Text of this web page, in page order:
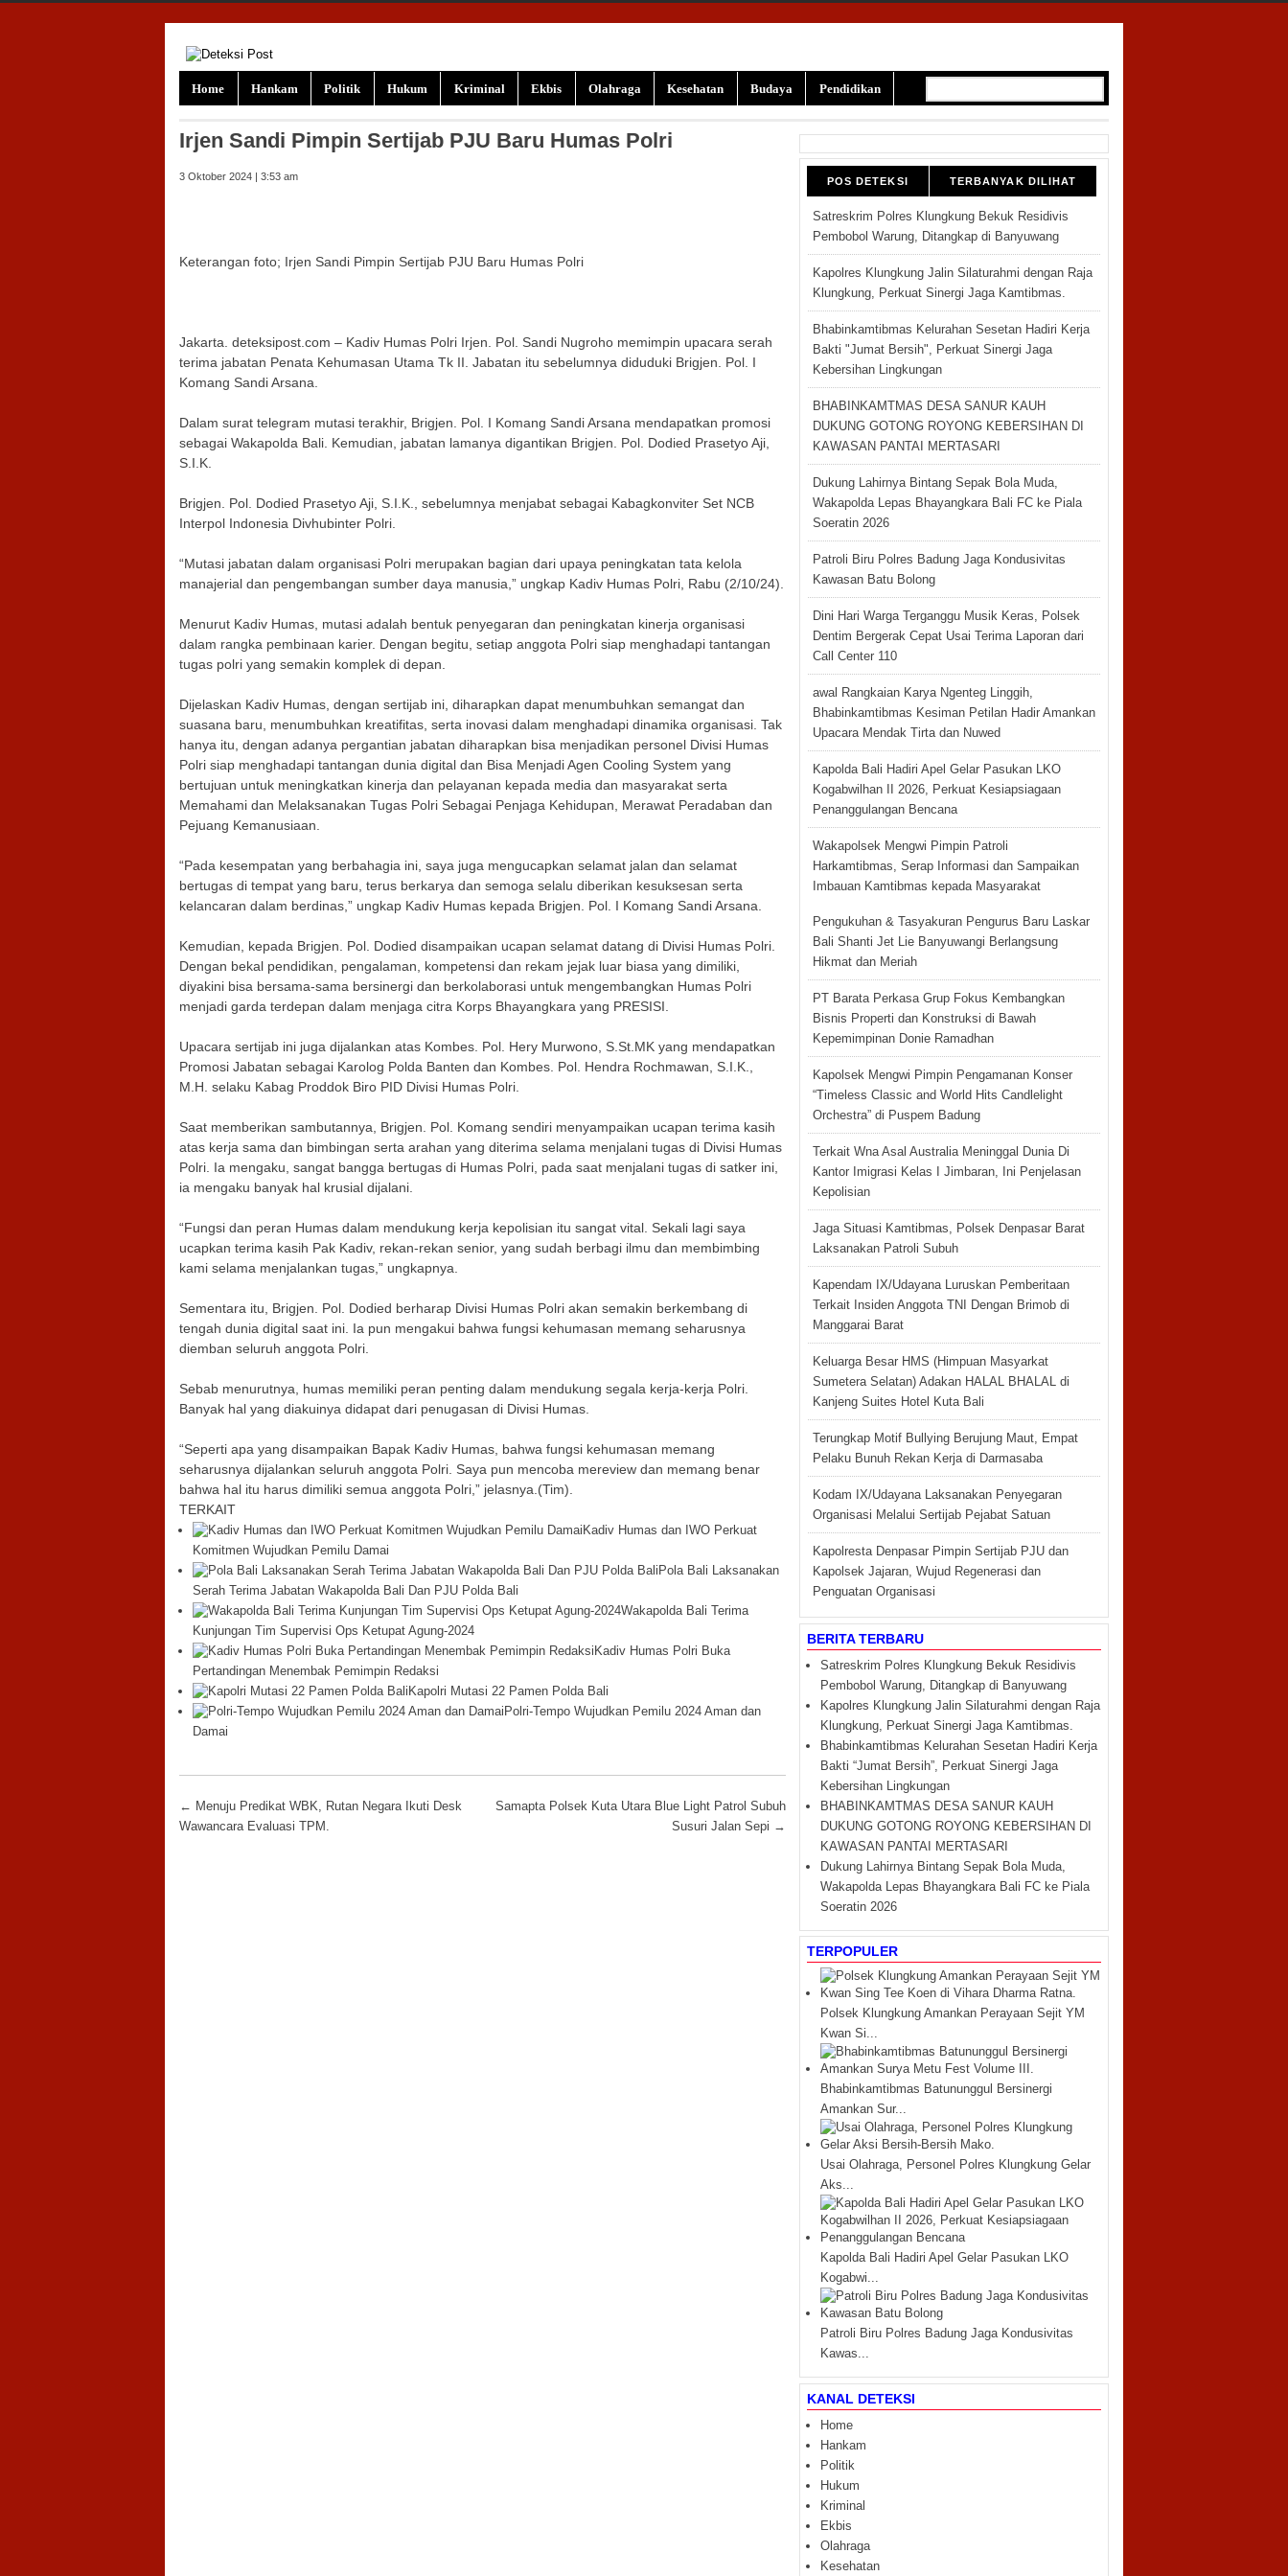
Home Hankam Politik Hukum Kriminal Ekbis Olahraga Kesehatan Budaya Pendidikan
Irjen Sandi Pimpin Sertijab PJU Baru Humas Polri
3 Oktober 2024 | 3:53 am
Keterangan foto; Irjen Sandi Pimpin Sertijab PJU Baru Humas Polri
Jakarta. deteksipost.com – Kadiv Humas Polri Irjen. Pol. Sandi Nugroho memimpin upacara serah
terima jabatan Penata Kehumasan Utama Tk II. Jabatan itu sebelumnya diduduki Brigjen. Pol. I
Komang Sandi Arsana.
Dalam surat telegram mutasi terakhir, Brigjen. Pol. I Komang Sandi Arsana mendapatkan promosi
sebagai Wakapolda Bali. Kemudian, jabatan lamanya digantikan Brigjen. Pol. Dodied Prasetyo Aji,
S.I.K.
Brigjen. Pol. Dodied Prasetyo Aji, S.I.K., sebelumnya menjabat sebagai Kabagkonviter Set NCB
Interpol Indonesia Divhubinter Polri.
“Mutasi jabatan dalam organisasi Polri merupakan bagian dari upaya peningkatan tata kelola
manajerial dan pengembangan sumber daya manusia,” ungkap Kadiv Humas Polri, Rabu (2/10/24).
Menurut Kadiv Humas, mutasi adalah bentuk penyegaran dan peningkatan kinerja organisasi
dalam rangka pembinaan karier. Dengan begitu, setiap anggota Polri siap menghadapi tantangan
tugas polri yang semakin komplek di depan.
Dijelaskan Kadiv Humas, dengan sertijab ini, diharapkan dapat menumbuhkan semangat dan
suasana baru, menumbuhkan kreatifitas, serta inovasi dalam menghadapi dinamika organisasi. Tak
hanya itu, dengan adanya pergantian jabatan diharapkan bisa menjadikan personel Divisi Humas
Polri siap menghadapi tantangan dunia digital dan Bisa Menjadi Agen Cooling System yang
bertujuan untuk meningkatkan kinerja dan pelayanan kepada media dan masyarakat serta
Memahami dan Melaksanakan Tugas Polri Sebagai Penjaga Kehidupan, Merawat Peradaban dan
Pejuang Kemanusiaan.
“Pada kesempatan yang berbahagia ini, saya juga mengucapkan selamat jalan dan selamat
bertugas di tempat yang baru, terus berkarya dan semoga selalu diberikan kesuksesan serta
kelancaran dalam berdinas,” ungkap Kadiv Humas kepada Brigjen. Pol. I Komang Sandi Arsana.
Kemudian, kepada Brigjen. Pol. Dodied disampaikan ucapan selamat datang di Divisi Humas Polri.
Dengan bekal pendidikan, pengalaman, kompetensi dan rekam jejak luar biasa yang dimiliki,
diyakini bisa bersama-sama bersinergi dan berkolaborasi untuk mengembangkan Humas Polri
menjadi garda terdepan dalam menjaga citra Korps Bhayangkara yang PRESISI.
Upacara sertijab ini juga dijalankan atas Kombes. Pol. Hery Murwono, S.St.MK yang mendapatkan
Promosi Jabatan sebagai Karolog Polda Banten dan Kombes. Pol. Hendra Rochmawan, S.I.K.,
M.H. selaku Kabag Proddok Biro PID Divisi Humas Polri.
Saat memberikan sambutannya, Brigjen. Pol. Komang sendiri menyampaikan ucapan terima kasih
atas kerja sama dan bimbingan serta arahan yang diterima selama menjalani tugas di Divisi Humas
Polri. Ia mengaku, sangat bangga bertugas di Humas Polri, pada saat menjalani tugas di satker ini,
ia mengaku banyak hal krusial dijalani.
“Fungsi dan peran Humas dalam mendukung kerja kepolisian itu sangat vital. Sekali lagi saya
ucapkan terima kasih Pak Kadiv, rekan-rekan senior, yang sudah berbagi ilmu dan membimbing
kami selama menjalankan tugas,” ungkapnya.
Sementara itu, Brigjen. Pol. Dodied berharap Divisi Humas Polri akan semakin berkembang di
tengah dunia digital saat ini. Ia pun mengakui bahwa fungsi kehumasan memang seharusnya
diemban seluruh anggota Polri.
Sebab menurutnya, humas memiliki peran penting dalam mendukung segala kerja-kerja Polri.
Banyak hal yang diakuinya didapat dari penugasan di Divisi Humas.
“Seperti apa yang disampaikan Bapak Kadiv Humas, bahwa fungsi kehumasan memang
seharusnya dijalankan seluruh anggota Polri. Saya pun mencoba mereview dan memang benar
bahwa hal itu harus dimiliki semua anggota Polri,” jelasnya.(Tim).
TERKAIT
Kadiv Humas dan IWO Perkuat
Komitmen Wujudkan Pemilu Damai
Pola Bali Laksanakan
Serah Terima Jabatan Wakapolda Bali Dan PJU Polda Bali
Wakapolda Bali Terima
Kunjungan Tim Supervisi Ops Ketupat Agung-2024
Kadiv Humas Polri Buka
Pertandingan Menembak Pemimpin Redaksi
Kapolri Mutasi 22 Pamen Polda Bali
Polri-Tempo Wujudkan Pemilu 2024 Aman dan
Damai
Post navigation
← Menuju Predikat WBK, Rutan Negara Ikuti Desk
Wawancara Evaluasi TPM.
Samapta Polsek Kuta Utara Blue Light Patrol Subuh
Susuri Jalan Sepi →
POS DETEKSI TERBANYAK DILIHAT
Satreskrim Polres Klungkung Bekuk Residivis
Pembobol Warung, Ditangkap di Banyuwang
Kapolres Klungkung Jalin Silaturahmi dengan Raja
Klungkung, Perkuat Sinergi Jaga Kamtibmas.
Bhabinkamtibmas Kelurahan Sesetan Hadiri Kerja
Bakti "Jumat Bersih", Perkuat Sinergi Jaga
Kebersihan Lingkungan
BHABINKAMTMAS DESA SANUR KAUH
DUKUNG GOTONG ROYONG KEBERSIHAN DI
KAWASAN PANTAI MERTASARI
Dukung Lahirnya Bintang Sepak Bola Muda,
Wakapolda Lepas Bhayangkara Bali FC ke Piala
Soeratin 2026
Patroli Biru Polres Badung Jaga Kondusivitas
Kawasan Batu Bolong
Dini Hari Warga Terganggu Musik Keras, Polsek
Dentim Bergerak Cepat Usai Terima Laporan dari
Call Center 110
awal Rangkaian Karya Ngenteg Linggih,
Bhabinkamtibmas Kesiman Petilan Hadir Amankan
Upacara Mendak Tirta dan Nuwed
Kapolda Bali Hadiri Apel Gelar Pasukan LKO
Kogabwilhan II 2026, Perkuat Kesiapsiagaan
Penanggulangan Bencana
Wakapolsek Mengwi Pimpin Patroli
Harkamtibmas, Serap Informasi dan Sampaikan
Imbauan Kamtibmas kepada Masyarakat
Pengukuhan & Tasyakuran Pengurus Baru Laskar
Bali Shanti Jet Lie Banyuwangi Berlangsung
Hikmat dan Meriah
PT Barata Perkasa Grup Fokus Kembangkan
Bisnis Properti dan Konstruksi di Bawah
Kepemimpinan Donie Ramadhan
Kapolsek Mengwi Pimpin Pengamanan Konser
“Timeless Classic and World Hits Candlelight
Orchestra” di Puspem Badung
Terkait Wna Asal Australia Meninggal Dunia Di
Kantor Imigrasi Kelas I Jimbaran, Ini Penjelasan
Kepolisian
Jaga Situasi Kamtibmas, Polsek Denpasar Barat
Laksanakan Patroli Subuh
Kapendam IX/Udayana Luruskan Pemberitaan
Terkait Insiden Anggota TNI Dengan Brimob di
Manggarai Barat
Keluarga Besar HMS (Himpuan Masyarkat
Sumetera Selatan) Adakan HALAL BHALAL di
Kanjeng Suites Hotel Kuta Bali
Terungkap Motif Bullying Berujung Maut, Empat
Pelaku Bunuh Rekan Kerja di Darmasaba
Kodam IX/Udayana Laksanakan Penyegaran
Organisasi Melalui Sertijab Pejabat Satuan
Kapolresta Denpasar Pimpin Sertijab PJU dan
Kapolsek Jajaran, Wujud Regenerasi dan
Penguatan Organisasi
BERITA TERBARU
Satreskrim Polres Klungkung Bekuk Residivis
Pembobol Warung, Ditangkap di Banyuwang
Kapolres Klungkung Jalin Silaturahmi dengan Raja
Klungkung, Perkuat Sinergi Jaga Kamtibmas.
Bhabinkamtibmas Kelurahan Sesetan Hadiri Kerja
Bakti “Jumat Bersih”, Perkuat Sinergi Jaga
Kebersihan Lingkungan
BHABINKAMTMAS DESA SANUR KAUH
DUKUNG GOTONG ROYONG KEBERSIHAN DI
KAWASAN PANTAI MERTASARI
Dukung Lahirnya Bintang Sepak Bola Muda,
Wakapolda Lepas Bhayangkara Bali FC ke Piala
Soeratin 2026
TERPOPULER
Polsek Klungkung Amankan Perayaan Sejit YM
Kwan Si...
Bhabinkamtibmas Batununggul Bersinergi
Amankan Sur...
Usai Olahraga, Personel Polres Klungkung Gelar
Aks...
Kapolda Bali Hadiri Apel Gelar Pasukan LKO
Kogabwi...
Patroli Biru Polres Badung Jaga Kondusivitas
Kawas...
KANAL DETEKSI
Home
Hankam
Politik
Hukum
Kriminal
Ekbis
Olahraga
Kesehatan